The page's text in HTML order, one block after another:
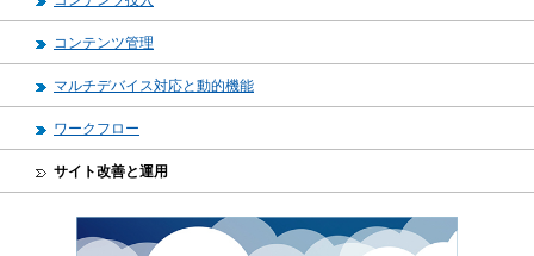
コンテンツ管理
マルチデバイス対応と動的機能
ワークフロー
サイト改善と運用